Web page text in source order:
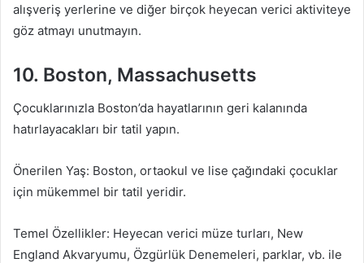
alışveriş yerlerine ve diğer birçok heyecan verici aktiviteye
göz atmayı unutmayın.
10. Boston, Massachusetts
Çocuklarınızla Boston’da hayatlarının geri kalanında
hatırlayacakları bir tatil yapın.
Önerilen Yaş: Boston, ortaokul ve lise çağındaki çocuklar
için mükemmel bir tatil yeridir.
Temel Özellikler: Heyecan verici müze turları, New
England Akvaryumu, Özgürlük Denemeleri, parklar, vb. ile